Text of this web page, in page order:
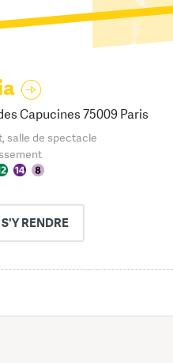
Capucines 75009 Paris
salle de spectacle
S'Y RENDRE